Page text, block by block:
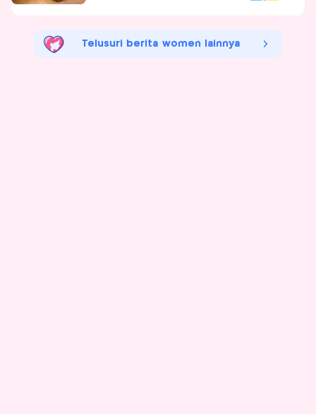
Telusuri berita women lainnya